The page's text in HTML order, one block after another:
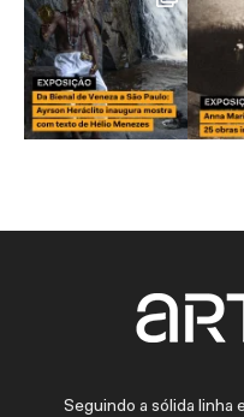
Seguindo a sólida linha